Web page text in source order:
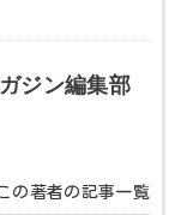
ジン編集部
の著者の記事一覧